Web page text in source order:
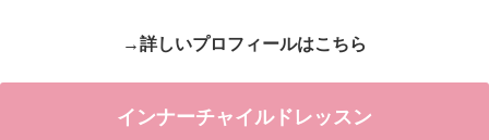
→詳しいプロフィールはこちら
インナーチャイルドレッスン